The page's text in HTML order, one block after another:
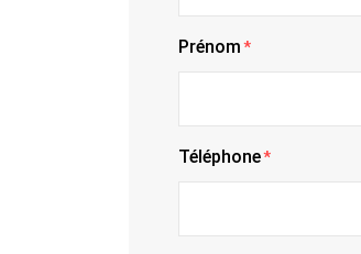
Prénom*
Téléphone*